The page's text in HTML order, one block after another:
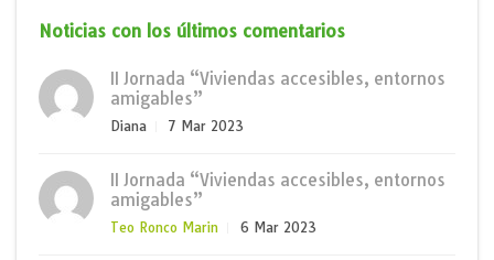
Noticias con los últimos comentarios
II Jornada “Viviendas accesibles, entornos
amigables”
Diana 7 Mar 2023
II Jornada “Viviendas accesibles, entornos
amigables”
Teo Ronco Marin 6 Mar 2023